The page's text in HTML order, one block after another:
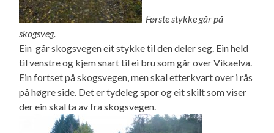
Første stykke går på
skogsveg.
Ein går skogsvegen eit stykke til den deler seg. Ein held
til venstre og kjem snart til ei bru som går over Vikaelva.
Ein fortset på skogsvegen, men skal etterkvart over i rås
på høgre side. Det er tydeleg spor og eit skilt som viser
der ein skal ta av fra skogsvegen.